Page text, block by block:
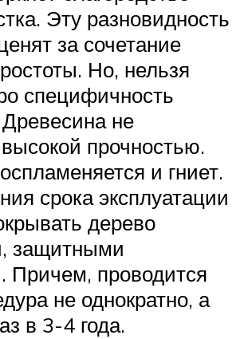
Эту разновидность
за сочетание
Но, нельзя
специфичность
не
прочностью.
и гниет.
срока эксплуатации
дерево
защитными
Причем, проводится
не однократно, а
в 3-4 года.